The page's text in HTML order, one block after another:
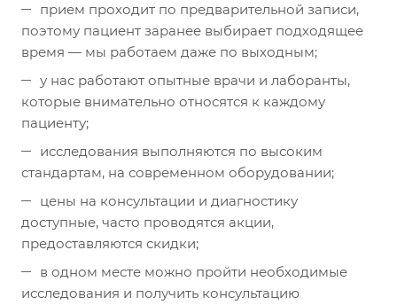
прием проходит по предварительной записи,
поэтому пациент заранее выбирает подходящее
время — мы работаем даже по выходным;
у нас работают опытные врачи и лаборанты,
которые внимательно относятся к каждому
пациенту;
исследования выполняются по высоким
стандартам, на современном оборудовании;
цены на консультации и диагностику
доступные, часто проводятся акции,
предоставляются скидки;
в одном месте можно пройти необходимые
исследования и получить консультацию